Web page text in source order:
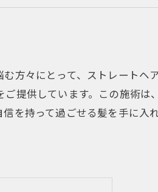
方々にとって、ストレートヘ
提供しています。この施術は
を持って過ごせる髪を手に入